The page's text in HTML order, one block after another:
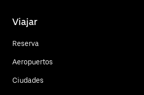
Viajar
Reserva
Aeropuertos
Ciudades